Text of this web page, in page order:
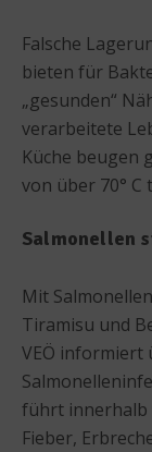
Falsche
bieten für
„gesunden“
verarbeitete
Küche beugen
von über 70°
Salmonellen
Mit
Tiramisu und
VEÖ informiert
führt innerhalb
Fieber,